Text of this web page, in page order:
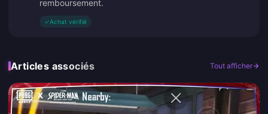
remboursement.
✓Achat vérifié
Articles associés Tout afficher